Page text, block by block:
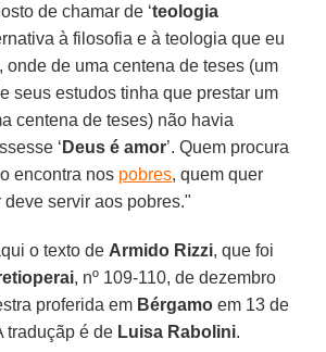
de chamar de ‘teologia
à filosofia e à teologia que eu
onde de uma centena de teses (um
seus estudos tinha que prestar um
centena de teses) não havia
‘ Deus é amor’. Quem procura
encontra nos pobres, quem quer
servir aos pobres."
o texto de Armido Rizzi, que foi
, nº 109-110, de dezembro
proferida em Bérgamo em 13 de
traduçãp é de Luisa Rabolini.